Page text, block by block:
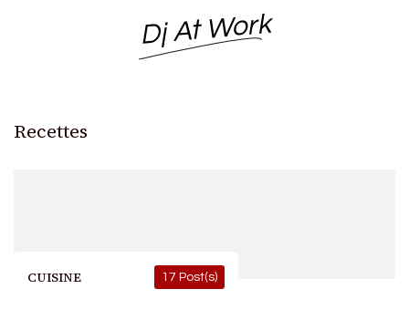
Dj At Work
Recettes
CUISINE 17 Post(s)